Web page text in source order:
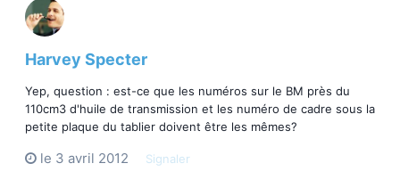
Harvey Specter
Yep, question : est-ce que les numéros sur le BM près du
110cm3 d'huile de transmission et les numéro de cadre sous la
petite plaque du tablier doivent être les mêmes?
le 3 avril 2012 Signaler